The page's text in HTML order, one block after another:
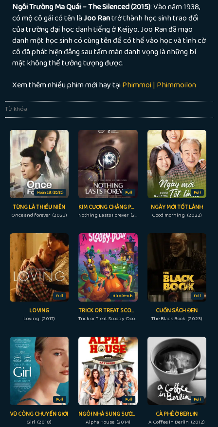
Ngôi Trường Ma Quái – The Silenced (2015): Vào năm 1938,
có mộ cô gái có tên làJoo Rantrở thành học sinh trao đổi
của trường đại học danh tiếng ở Keijyo. Joo Ran đã mạo
danh một học sinh có cùng tên để có thể vào học và tình cờ
cô đã phát hiện đằng sau tấm màn danh vọng là những bí
mật không thể tưởng tượng được.
Xem thêm nhiều phim mới hay tạiPhimmoi | Phimmoilon
Từ khóa
Hoàn tất (35/35)
TỪNG LÀ THIẾU NIÊN
Once and forever (2023)
Full
KIM CƯƠNG CHẲNG PHẢI VĨNH HẰNG
Nothing Lasts Forever (2022)
Full
NGÀY MỚI TỐT LÀNH
Good morning (2022)
Full
LOVING
Loving (2017)
HD Vietsub
TRICK OR TREAT SCOOBY-DOO!
Trick or Treat Scooby-Doo! (2022)
Full
CUỐN SÁCH ĐEN
The Black Book (2023)
Full
VŨ CÔNG CHUYỂN GIỚI
Girl (2018)
Full
NGÔI NHÀ SUNG SƯỚNG
Alpha House (2014)
Full
CÀ PHÊ Ở BERLIN
A Coffee in Berlin (2012)